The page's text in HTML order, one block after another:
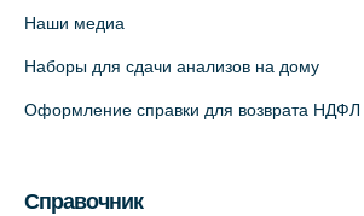
+7 (812) 660-73-69
На карте
Красносельское шоссе, 54, к.3
Наши медиа
Наборы для сдачи анализов на дому
Оформление справки для возврата НДФЛ
Справочник